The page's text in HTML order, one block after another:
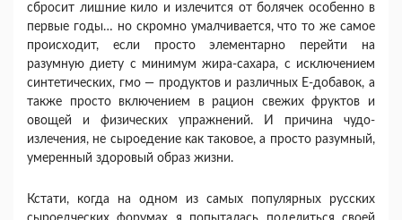
сбросит лишние кило и излечится от болячек особенно в
первые годы… но скромно умалчивается, что то же самое
происходит, если просто элементарно перейти на
разумную диету с минимум жира-сахара, с исключением
синтетических, гмо — продуктов и различных Е-добавок, а
также просто включением в рацион свежих фруктов и
овощей и физических упражнений. И причина чудо-
излечения, не сыроедение как таковое, а просто разумный,
умеренный здоровый образ жизни.
Кстати, когда на одном из самых популярных русских